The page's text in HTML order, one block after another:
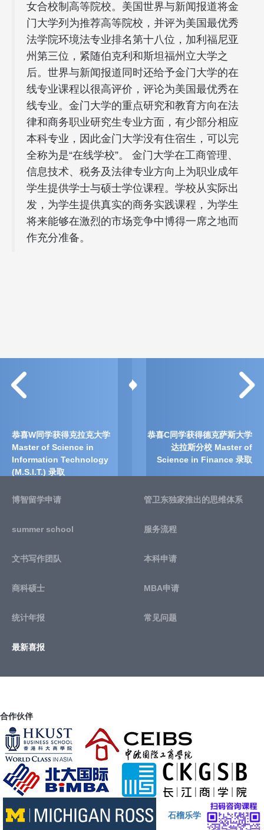
女合校制高等院校。美国世界与新闻报道将金
门大学列为推荐高等院校，并评为美国最优秀
法学院环境法专业排名第十八位，加利福尼亚
州第三位，紧随伯克利和斯坦福州立大学之
后。世界与新闻报道同时还给予金门大学的在
线专业课程以很高评价，评论为美国最优秀在
线专业。金门大学的重点研究和教育方向在法
律和商务职业研究生专业方面，有少部分相应
本科专业，因此金门大学没有住宿生，可以完
全称为是“在线学校”。 金门大学在工商管理、
信息技术、税务及法律专业方向上为职业成年
学生提供学士与硕士学位课程。学校从实际出
发，为学生提供真实的商务实践课程，为学生
将来能够在激烈的市场竞争中博得一席之地而
作充分准备。
恭喜W同学获得克拉克大学
Master of Science in
Information Technology
(M.S.I.T.) 录取
恭喜C同学获得德克萨斯大学
达拉斯分校 Master of
Science in Finance 录取
博智留学申请 管卫东独家推出的思维体系
summer school 服务流程
文书写作团队 本科申请
商科硕士 MBA申请
统计年报 常见问题
最新喜报
合作伙伴
石榴乐学